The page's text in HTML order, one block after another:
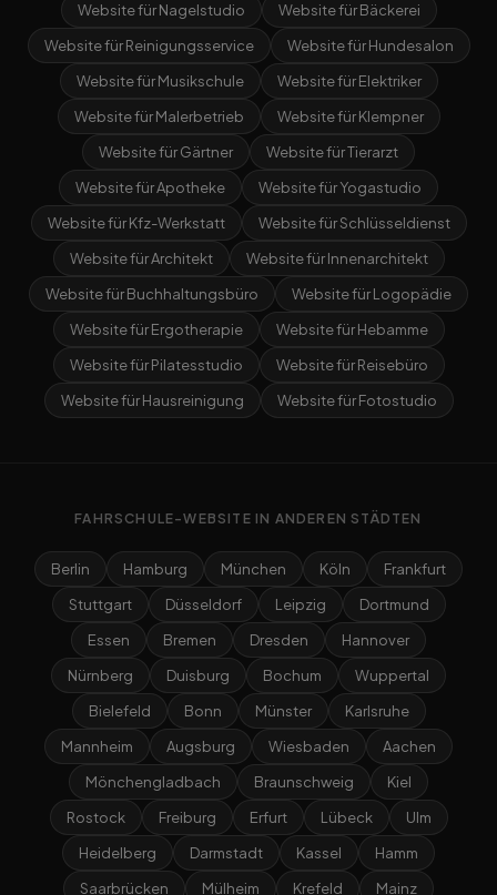
Website für Nagelstudio
Website für Bäckerei
Website für Reinigungsservice
Website für Hundesalon
Website für Musikschule
Website für Elektriker
Website für Malerbetrieb
Website für Klempner
Website für Gärtner
Website für Tierarzt
Website für Apotheke
Website für Yogastudio
Website für Kfz-Werkstatt
Website für Schlüsseldienst
Website für Architekt
Website für Innenarchitekt
Website für Buchhaltungsbüro
Website für Logopädie
Website für Ergotherapie
Website für Hebamme
Website für Pilatesstudio
Website für Reisebüro
Website für Hausreinigung
Website für Fotostudio
FAHRSCHULE-WEBSITE IN ANDEREN STÄDTEN
Berlin Hamburg München Köln
Frankfurt
Stuttgart
Düsseldorf Leipzig
Dortmund
Essen
Bremen Dresden
Hannover
Nürnberg
Duisburg Bochum
Wuppertal
Bielefeld
Bonn Münster
Karlsruhe
Mannheim
Augsburg Wiesbaden
Aachen
Mönchengladbach
Braunschweig
Kiel
Rostock
Freiburg Erfurt Lübeck
Ulm
Heidelberg
Darmstadt Kassel
Hamm
Saarbrücken
Mülheim Krefeld Mainz